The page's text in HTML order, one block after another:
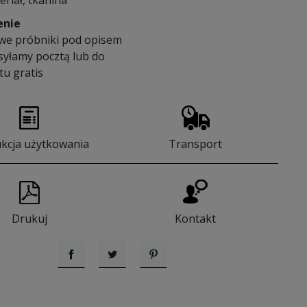
próbniki pod opisem
pocztą lub do
gratis
użytkowania Transport
Drukuj Kontakt
UdostępnijTweetujPinterest